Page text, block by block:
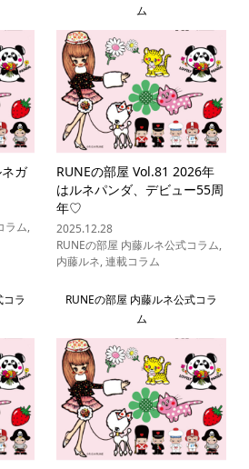
ガ
ラム,
ム
RUNEの部屋 Vol.81 2026年
はルネパンダ、デビュー55周
年♡
2025.12.28
RUNEの部屋 内藤ルネ公式コラム,
内藤ルネ,連載コラム
ラ
RUNEの部屋 内藤ルネ公式コラ
ム